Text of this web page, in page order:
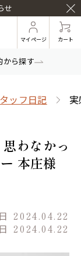
せ
マイページ カート
から探す
ッフ日記
わなかっ
本庄様
2024.04.22
2024.04.22